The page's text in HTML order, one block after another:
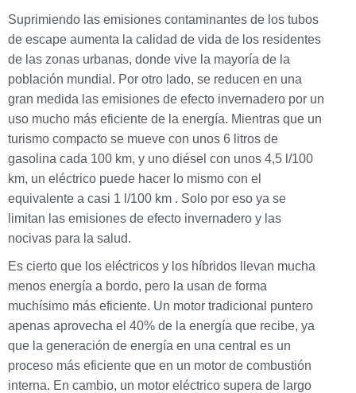
Suprimiendo las emisiones contaminantes de los tubos
de escape aumenta la calidad de vida de los residentes
de las zonas urbanas, donde vive la mayoría de la
población mundial. Por otro lado, se reducen en una
gran medida las emisiones de efecto invernadero por un
uso mucho más eficiente de la energía. Mientras que un
turismo compacto se mueve con unos 6 litros de
gasolina cada 100 km, y uno diésel con unos 4,5 l/100
km, un eléctrico puede hacer lo mismo con el
equivalente a casi 1 l/100 km . Solo por eso ya se
limitan las emisiones de efecto invernadero y las
nocivas para la salud.
Es cierto que los eléctricos y los híbridos llevan mucha
menos energía a bordo, pero la usan de forma
muchísimo más eficiente. Un motor tradicional puntero
apenas aprovecha el 40% de la energía que recibe, ya
que la generación de energía en una central es un
proceso más eficiente que en un motor de combustión
interna. En cambio, un motor eléctrico supera de largo